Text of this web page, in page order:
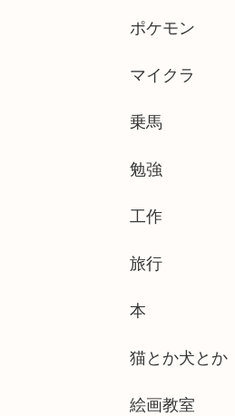
ポケモン
マイクラ
乗馬
勉強
工作
旅行
本
猫とか犬とか
絵画教室